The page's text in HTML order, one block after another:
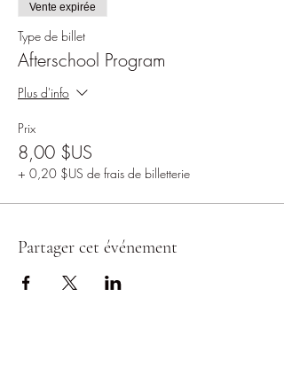
Vente expirée
Type de billet
Afterschool Program
Plus d'info
Prix
8,00 $US
+ 0,20 $US de frais de billetterie
Partager cet événement